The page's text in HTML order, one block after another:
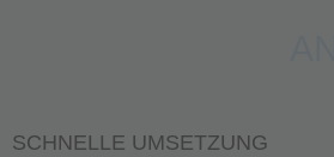
SCHNELLE UMSETZUNG